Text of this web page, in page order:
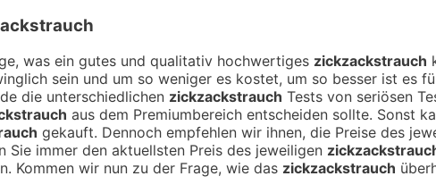
was ein gutes und qualitativ hochwertiges zickzackstrauch
sein und um so weniger es kostet, um so besser ist es
die unterschiedlichen zickzackstrauch Tests von seriösen
aus dem Premiumbereich entscheiden sollte. Sonst
gekauft. Dennoch empfehlen wir ihnen, die Preise des
immer den aktuellsten Preis des jeweiligen
Kommen wir nun zu der Frage, wie das zickzackstrauch